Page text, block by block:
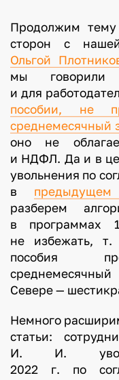
Продолжим
сторон с
Ольгой
мы говорили
и для
пособии, не
среднемесячный
оно не
и НДФЛ. Да и в
увольнения по
в
разберем
в программах
не избежать,
пособия
Севере —
Немного
статьи:
И. И.
2022 г. по